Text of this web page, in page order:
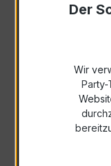
Zur
Der
Wir